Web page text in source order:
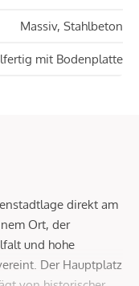
Massiv, Stahlbeton
mit Bodenplatte
direkt am
Ort, der
und hohe
Der Hauptplatz